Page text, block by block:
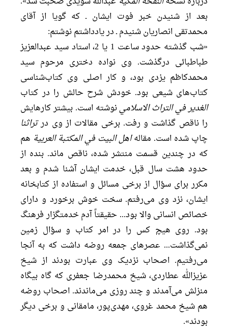
بعد از شنیدن خبر فوت ایشان ـ که گویا از آقای
محمدتقی انصاریان شنیدم ـ در یادداشتم نوشتم:
«شب گذشته حدود ساعت 1 یا 2، استاد سید عبدالعزیز
طباطبائی درگذشت. وی نواده دختری مرحوم سید
محمدکاظم یزدی بود، و کار اصلی وی کتاب‌شناسی
کتاب‌های شیعی بود. خودش شرح حالش را در کتاب
الغدیر في التراث الاسلامينوشته است. بیشتر کارهایش
را ناقص گذاشت و رفت. برخی مقالات از وی درتراثنا
چاپ شده است. مقالهاهل البیت في المکتبة العربیة هم
که در چندین قسمت منتشر شده، ناقص ماند. بنده از
حدود هشت سال قبل، خدمت ایشان آشنا شدم و بعد
مکرر برای سؤال از برخی مسائل و استفاده از کتابخانه
ایشان، نزد وی می‌رفتم. سخت خوش برخورد و دارای
خصائص انسانی والا بود... حقیقتاً آدم خدمتگزار فرهنگ
بود. روی هیچ کس را در امر کتاب و سؤال زمین
نمی‌گذاشت... عصرهای جمعه روضه داشت که به آنجا
می‌رفتیم. اصحاب نزدیک وی عبارت بودند از شیخ
عزیزالله عطاردی، شیخ محمدرضا جعفری که گاه بیگاه
منزلش می‌آمدند و چند روزی می‌ماندند. اصحاب روضه
هم شیخ محمد غروی، مهدی‌پور، مامقانی و برخی دیگر
بودند».